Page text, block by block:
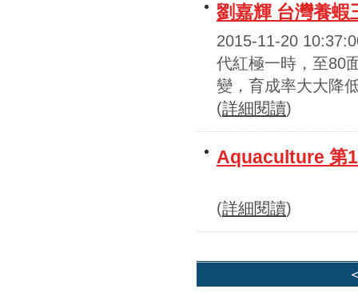
劉嘉輝 台灣養蝦
2015-11-20
代紅極一時，至80
變，育成率大大降
(詳細閱讀)
Aquaculture 第
(詳細閱讀)